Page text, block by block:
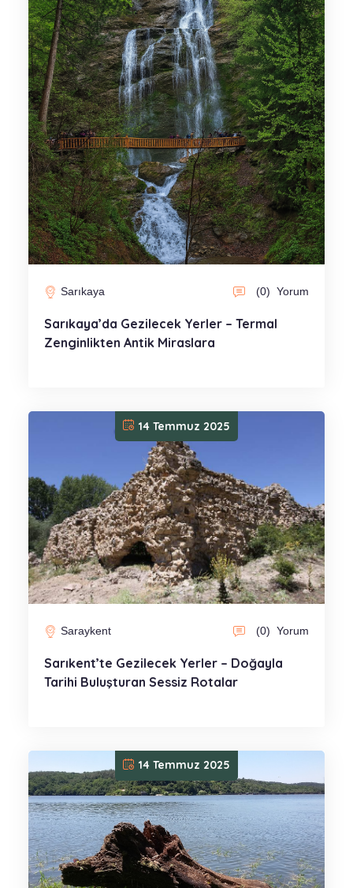
Sarıkaya (0) Yorum
Sarıkaya’da Gezilecek Yerler – Termal
Zenginlikten Antik Miraslara
14 Temmuz 2025
Saraykent (0) Yorum
Sarıkent’te Gezilecek Yerler – Doğayla
Tarihi Buluşturan Sessiz Rotalar
14 Temmuz 2025